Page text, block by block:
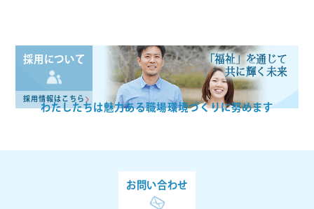
採用について
採用情報はこちら
「福祉」を通じて
共に輝く未来
わたしたちは魅力ある職場環境づくりに努めます
お問い合わせ